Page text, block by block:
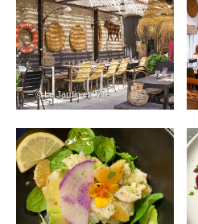
– © Le Jardin en Ville